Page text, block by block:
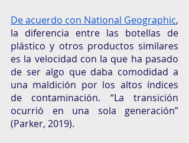
De acuerdo con National Geographic,
la diferencia entre las botellas de
plástico y otros productos similares
es la velocidad con la que ha pasado
de ser algo que daba comodidad a
una maldición por los altos índices
de contaminación. “La transición
ocurrió en una sola generación”
(Parker, 2019).